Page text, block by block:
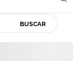
BUSCAR